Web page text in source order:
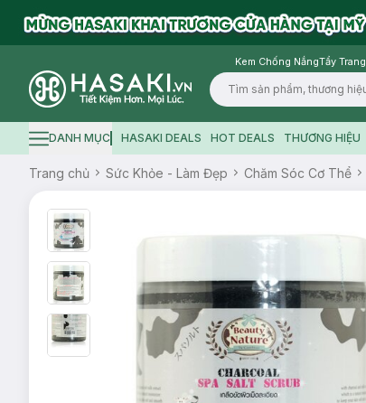
Kem Chống NắngTẩy Trang
Logo
Hamburger icon
DANH MỤC HASAKI DEALS HOT DEALS THƯƠNG HIỆU
Trang chủ Sức Khỏe - Làm Đẹp Chăm Sóc Cơ Thể